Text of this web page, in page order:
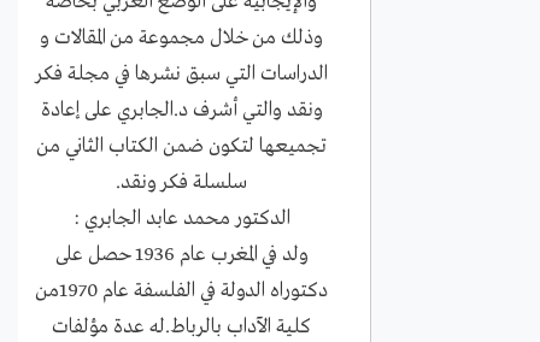
وذلك من خلال مجموعة من المقالات و
الدراسات التي سبق نشرها في مجلة فكر
ونقد والتي أشرف د.الجابري على إعادة
تجميعها لتكون ضمن الكتاب الثاني من
سلسلة فكر ونقد.
الدكتور محمد عابد الجابري :
ولد في المغرب عام 1936 حصل على
دكتوراه الدولة في الفلسفة عام 1970من
كلية الآداب بالرباط.له عدة مؤلفات